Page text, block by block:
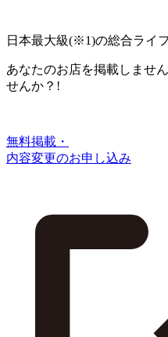
日本最大級(※1)の総合ライ
あなたのお店を掲載しませ
せんか？!
無料掲載・
内容変更のお申し込み